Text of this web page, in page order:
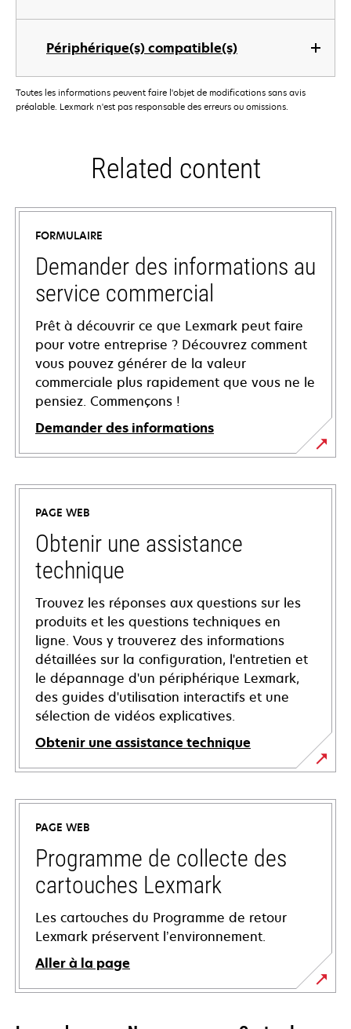
Périphérique(s) compatible(s)
Toutes les informations peuvent faire l'objet de modifications sans avis
préalable. Lexmark n'est pas responsable des erreurs ou omissions.
Related content
FORMULAIRE
Demander des informations au
service commercial
Prêt à découvrir ce que Lexmark peut faire
pour votre entreprise ? Découvrez comment
vous pouvez générer de la valeur
commerciale plus rapidement que vous ne le
pensiez. Commençons !
Demander des informations
PAGE WEB
Obtenir une assistance
technique
Trouvez les réponses aux questions sur les
produits et les questions techniques en
ligne. Vous y trouverez des informations
détaillées sur la configuration, l'entretien et
le dépannage d'un périphérique Lexmark,
des guides d'utilisation interactifs et une
sélection de vidéos explicatives.
Obtenir une assistance technique
s’ouvre
dans
nouvel
onglet
PAGE WEB
Programme de collecte des
cartouches Lexmark
Les cartouches du Programme de retour
Lexmark préservent l’environnement.
Aller à la page